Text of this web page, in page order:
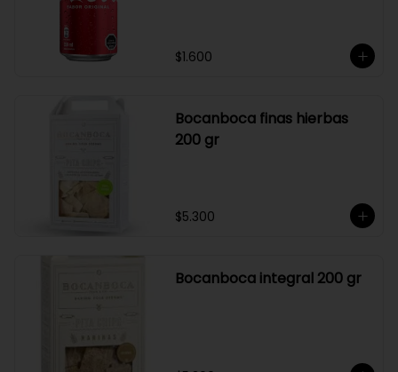
$1.600
Bocanboca finas hierbas
200 gr
$5.300
Bocanboca integral 200 gr